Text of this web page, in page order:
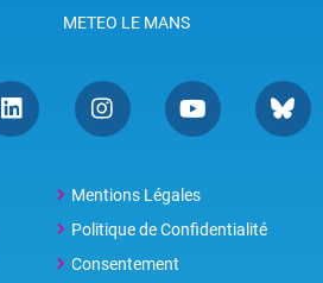
METEO LE MANS
Mentions Légales
Politique de Confidentialité
Consentement